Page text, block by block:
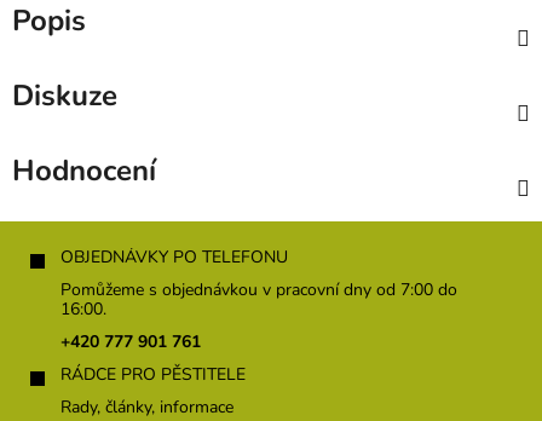
Popis
Diskuze
Hodnocení
OBJEDNÁVKY PO TELEFONU
Pomůžeme s objednávkou v pracovní dny od 7:00 do
16:00.
+420 777 901 761
RÁDCE PRO PĚSTITELE
Rady, články, informace